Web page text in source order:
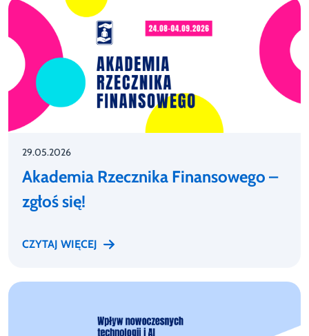
29.05.2026
Akademia Rzecznika Finansowego –
zgłoś się!
CZYTAJ WIĘCEJ